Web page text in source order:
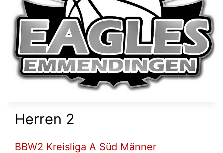
Herren 2
BBW2 Kreisliga A Süd Männer